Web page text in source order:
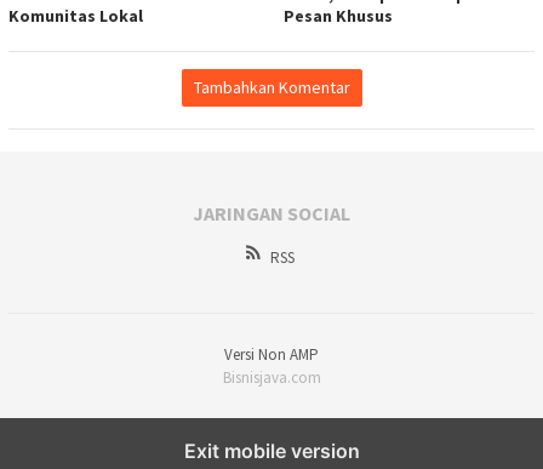
Komunitas Lokal
Pesan Khusus
Tambahkan Komentar
JARINGAN SOCIAL
RSS
Versi Non AMP
Bisnisjava.com
Exit mobile version